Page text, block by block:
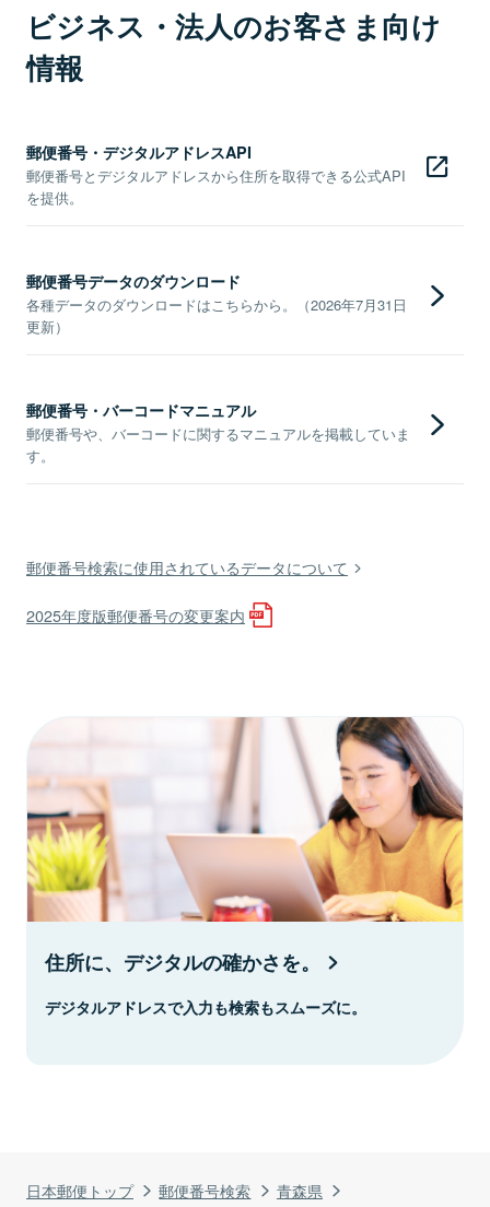
日本郵便トップ 郵便番号検索
青森県
ビジネス・法人のお客さま向け
情報
郵便番号・デジタルアドレスAPI
郵便番号とデジタルアドレスから住所を取得できる公式API
を提供。
郵便番号データのダウンロード
各種データのダウンロードはこちらから。（2026年7月31日
更新）
郵便番号・バーコードマニュアル
郵便番号や、バーコードに関するマニュアルを掲載していま
す。
郵便番号検索に使用されているデータについて
2025年度版郵便番号の変更案内
住所に、デジタルの確かさを。
デジタルアドレスで入力も検索もスムーズに。